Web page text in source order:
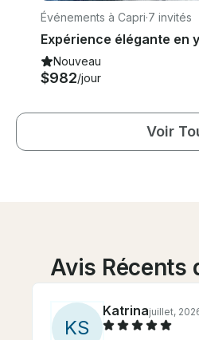
Événements à Capri·7 invités
Nouveau
$982/jour
Voir
Avis Récents
KS
Katrinajuillet,